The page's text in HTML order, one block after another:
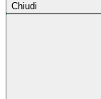
Chiudi